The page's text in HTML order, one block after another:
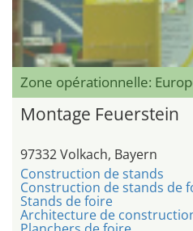
Zone opérationnelle:
Montage Feuerstein
97332 Volkach, Bayern
Construction de stands
Construction de stands de
Stands de foire
Architecture de